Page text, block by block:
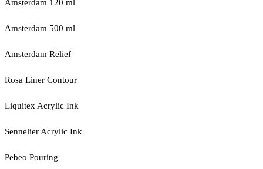
Amsterdam 120 ml
Amsterdam 500 ml
Amsterdam Relief
Rosa Liner Contour
Liquitex Acrylic Ink
Sennelier Acrylic Ink
Pebeo Pouring